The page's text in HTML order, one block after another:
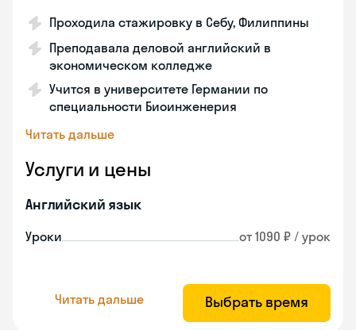
Проходила стажировку в Себу, Филиппины
Преподавала деловой английский в
экономическом колледже
Учится в университете Германии по
специальности Биоинженерия
Читать дальше
Услуги и цены
Английский язык
Уроки от 1090 ₽ / урок
Читать дальше Выбрать время